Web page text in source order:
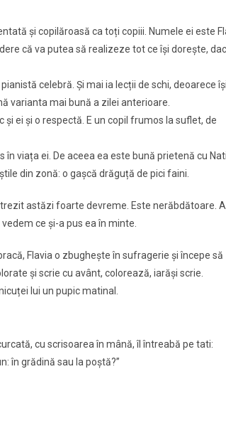
și copilăroasă ca toți copiii. Numele ei este
că va putea să realizeze tot ce își dorește,
celebră. Și mai ia lecții de schi, deoarece își
varianta mai bună a zilei anterioare.
și ei și o respectă. E un copil frumos la suflet, de
viața ei. De aceea ea este bună prietenă cu
din zonă: o gașcă drăguță de pici faini.
astăzi foarte devreme. Este nerăbdătoare.
ce și-a pus ea în minte.
Flavia o zbughește în sufragerie și începe să
și scrie cu avânt, colorează, iarăși scrie.
lui un pupic matinal.
cu scrisoarea în mână, îl întreabă pe tati:
în grădină sau la poștă?”